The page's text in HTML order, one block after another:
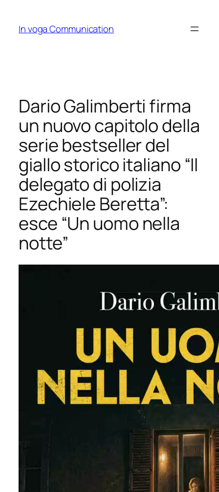
content
In voga Communication
Dario Galimberti firma
un nuovo capitolo della
serie bestseller del
giallo storico italiano “Il
delegato di polizia
Ezechiele Beretta”:
esce “Un uomo nella
notte”